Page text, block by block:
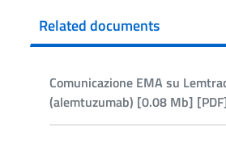
Related documents
Comunicazione EMA su
(alemtuzumab) [0.08 Mb]